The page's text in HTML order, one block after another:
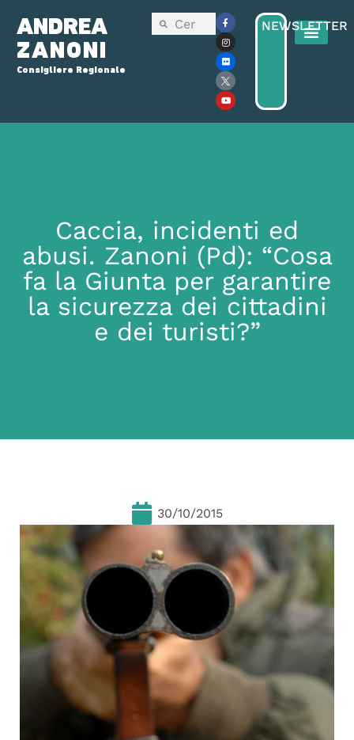
ANDREA
ZANONI
Consigliere Regionale
NEWSLETTER
Caccia, incidenti ed
abusi. Zanoni (Pd): “Cosa
fa la Giunta per garantire
la sicurezza dei cittadini
e dei turisti?”
30/10/2015